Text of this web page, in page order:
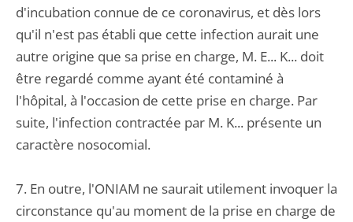
d'incubation connue de ce coronavirus, et dès lors
qu'il n'est pas établi que cette infection aurait une
autre origine que sa prise en charge, M. E... K... doit
être regardé comme ayant été contaminé à
l'hôpital, à l'occasion de cette prise en charge. Par
suite, l'infection contractée par M. K... présente un
caractère nosocomial.
7. En outre, l'ONIAM ne saurait utilement invoquer la
circonstance qu'au moment de la prise en charge de